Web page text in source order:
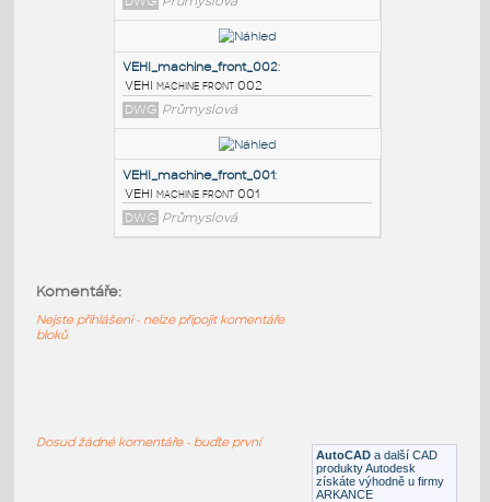
VEHI_machine_plan_019:
VEHI machine plan 019
DWG Průmyslová
VEHI_machine_front_003
VEHI machine front 003
DWG Průmyslová
DWG Průmyslová
DWG
Průmyslová AutoCAD a další CAD
produkty Autodesk
získáte výhodně u firmy
ARKANCE
Komentáře:
Nejste přihlášeni - nelze připojit komentáře
bloků
Dosud žádné komentáře - buďte první